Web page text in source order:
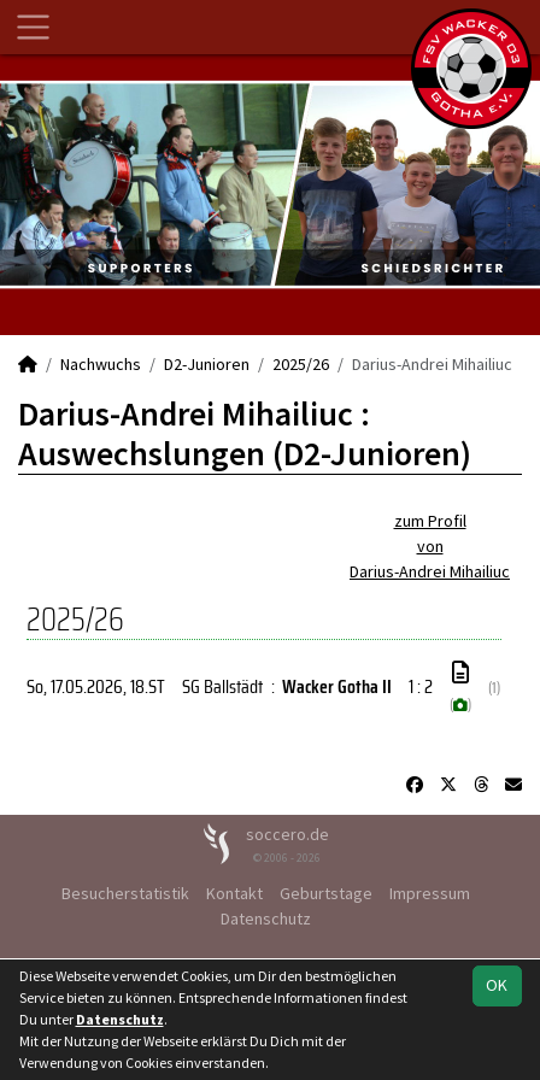
Nachwuchs D2-Junioren 2025/26 Darius-Andrei Mihailiuc
Darius-Andrei Mihailiuc :
Auswechslungen (D2-Junioren)
zum Profil
von
Darius-Andrei Mihailiuc
2025/26
So, 17.05.2026, 18.ST SG Ballstädt : Wacker Gotha II 1 : 2
( )
(1)
soccero.de
© 2006 - 2026
Besucherstatistik Kontakt Geburtstage
Impressum
Datenschutz
OK
Diese Webseite verwendet Cookies, um Dir den bestmöglichen
Service bieten zu können. Entsprechende Informationen findest
Du unter Datenschutz.
Mit der Nutzung der Webseite erklärst Du Dich mit der
Verwendung von Cookies einverstanden.